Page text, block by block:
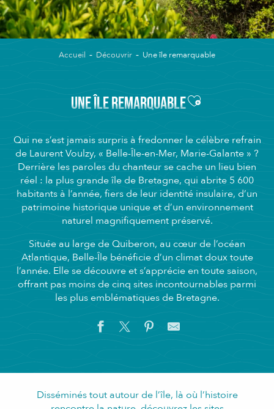
Accueil Découvrir Une île remarquable
UNE ÎLE REMARQUABLEAjouter aux
Qui ne s’est jamais surpris à fredonner le célèbre refrain
de Laurent Voulzy, « Belle-Île-en-Mer, Marie-Galante » ?
Derrière les paroles du chanteur se cache un lieu bien
réel : la plus grande île de Bretagne, qui abrite 5 600
habitants à l’année, fiers de leur identité insulaire, d’un
patrimoine historique unique et d’un environnement
naturel magnifiquement préservé.
Située au large de Quiberon, au cœur de l’océan
Atlantique, Belle-Île bénéficie d’un climat doux toute
l’année. Elle se découvre et s’apprécie en toute saison,
offrant pas moins de cinq sites incontournables parmi
les plus emblématiques de Bretagne.
Disséminés tout autour de l’île, là où l’histoire